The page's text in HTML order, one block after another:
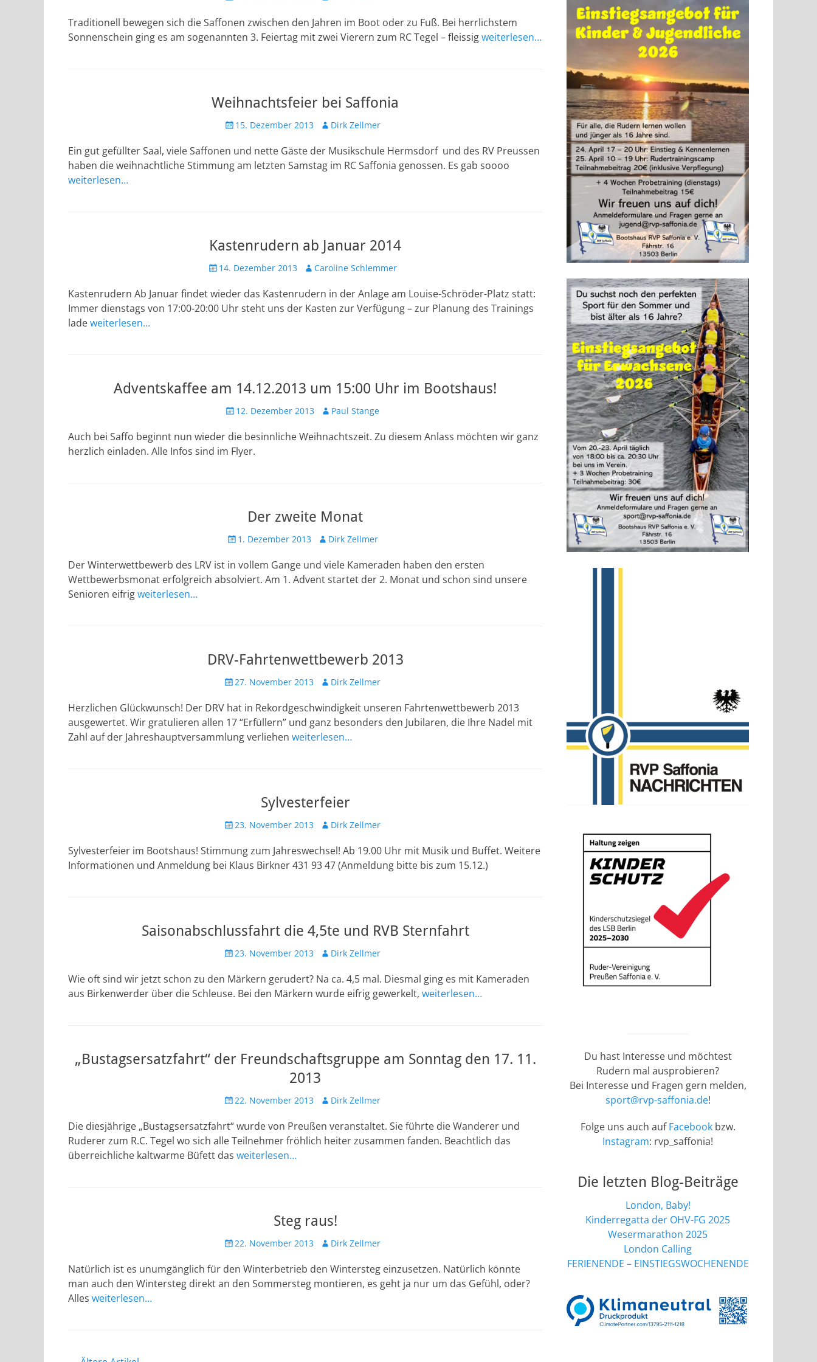
Traditionell bewegen sich die Saffonen zwischen den Jahren im Boot oder zu Fuß. Bei herrlichstem
Sonnenschein ging es am sogenannten 3. Feiertag mit zwei Vierern zum RC Tegel – fleissigweiterlesen…
Weihnachtsfeier bei Saffonia
Veröffentlicht
15. Dezember 2013 AutorDirk Zellmer
Ein gut gefüllter Saal, viele Saffonen und nette Gäste der Musikschule Hermsdorf und des RV Preussen
haben die weihnachtliche Stimmung am letzten Samstag im RC Saffonia genossen. Es gab soooo
weiterlesen…
Kastenrudern ab Januar 2014
Veröffentlicht
14. Dezember 2013 AutorCaroline Schlemmer
Kastenrudern Ab Januar findet wieder das Kastenrudern in der Anlage am Louise-Schröder-Platz statt:
Immer dienstags von 17:00-20:00 Uhr steht uns der Kasten zur Verfügung – zur Planung des Trainings
ladeweiterlesen…
Adventskaffee am 14.12.2013 um 15:00 Uhr im Bootshaus!
Veröffentlicht
12. Dezember 2013 AutorPaul Stange
Auch bei Saffo beginnt nun wieder die besinnliche Weihnachtszeit. Zu diesem Anlass möchten wir ganz
herzlich einladen. Alle Infos sind im Flyer.
Der zweite Monat
Veröffentlicht
1. Dezember 2013 AutorDirk Zellmer
Der Winterwettbewerb des LRV ist in vollem Gange und viele Kameraden haben den ersten
Wettbewerbsmonat erfolgreich absolviert. Am 1. Advent startet der 2. Monat und schon sind unsere
Senioren eifrigweiterlesen…
DRV-Fahrtenwettbewerb 2013
Veröffentlicht
27. November 2013 AutorDirk Zellmer
Herzlichen Glückwunsch! Der DRV hat in Rekordgeschwindigkeit unseren Fahrtenwettbewerb 2013
ausgewertet. Wir gratulieren allen 17 “Erfüllern” und ganz besonders den Jubilaren, die Ihre Nadel mit
Zahl auf der Jahreshauptversammlung verliehen weiterlesen…
Sylvesterfeier
Veröffentlicht
23. November 2013 AutorDirk Zellmer
Sylvesterfeier im Bootshaus! Stimmung zum Jahreswechsel! Ab 19.00 Uhr mit Musik und Buffet. Weitere
Informationen und Anmeldung bei Klaus Birkner 431 93 47 (Anmeldung bitte bis zum 15.12.)
Saisonabschlussfahrt die 4,5te und RVB Sternfahrt
Veröffentlicht
23. November 2013 AutorDirk Zellmer
Wie oft sind wir jetzt schon zu den Märkern gerudert? Na ca. 4,5 mal. Diesmal ging es mit Kameraden
aus Birkenwerder über die Schleuse. Bei den Märkern wurde eifrig gewerkelt, weiterlesen…
„Bustagsersatzfahrt“ der Freundschaftsgruppe am Sonntag den 17. 11.
2013
Veröffentlicht
22. November 2013 AutorDirk Zellmer
Die diesjährige „Bustagsersatzfahrt“ wurde von Preußen veranstaltet. Sie führte die Wanderer und
Ruderer zum R.C. Tegel wo sich alle Teilnehmer fröhlich heiter zusammen fanden. Beachtlich das
überreichliche kaltwarme Büfett das weiterlesen…
Steg raus!
Veröffentlicht
22. November 2013 AutorDirk Zellmer
Natürlich ist es unumgänglich für den Winterbetrieb den Wintersteg einzusetzen. Natürlich könnte
man auch den Wintersteg direkt an den Sommersteg montieren, es geht ja nur um das Gefühl, oder?
Alles weiterlesen…
Du hast Interesse und möchtest
Rudern mal ausprobieren?
Bei Interesse und Fragen gern melden,
sport@rvp-saffonia.de!
Folge uns auch aufFacebookbzw.
Instagram: rvp_saffonia!
Die letzten Blog-Beiträge
London, Baby!
Kinderregatta der OHV-FG 2025
Wesermarathon 2025
London Calling
FERIENENDE – EINSTIEGSWOCHENENDE